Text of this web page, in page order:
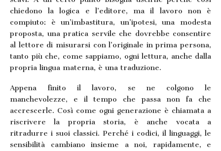
chiedono la logica e l’editore, ma il lavoro non è
compiuto: è un’imbastitura, un’ipotesi, una modesta
proposta, una pratica servile che dovrebbe consentire
al lettore di misurarsi con l’originale in prima persona,
tanto più che, come sappiamo, ogni lettura, anche dalla
propria lingua materna, è una traduzione.
Appena finito il lavoro, se ne colgono le
manchevolezze, e il tempo che passa non fa che
accrescerle. Così come ogni generazione è chiamata a
riscrivere la propria storia, è anche vocata a
ritradurre i suoi classici. Perché i codici, il linguaggi, le
sensibilità cambiano insieme a noi, rapidamente, e